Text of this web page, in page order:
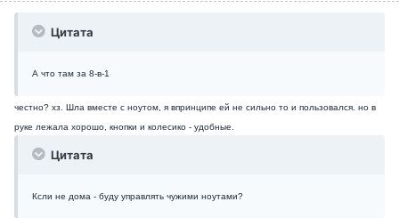
Цитата
А что там за 8-в-1
честно? хз. Шла вместе с ноутом, я впринципе ей не сильно то и пользовался. но в
руке лежала хорошо, кнопки и колесико - удобные.
Цитата
Ксли не дома - буду управлять чужими ноутами?